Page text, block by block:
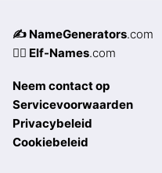
✍️ NameGenerators.com
🧝‍♀️ Elf-Names.com
Neem contact op
Servicevoorwaarden
Privacybeleid
Cookiebeleid